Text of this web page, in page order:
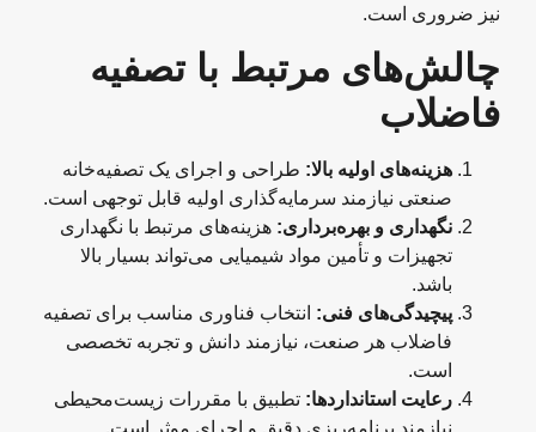
نیز ضروری است.
چالش‌های مرتبط با تصفیه
فاضلاب
هزینه‌های اولیه بالا:طراحی و اجرای یک تصفیه‌خانه
صنعتی نیازمند سرمایه‌گذاری اولیه قابل توجهی است.
نگهداری و بهره‌برداری:هزینه‌های مرتبط با نگهداری
تجهیزات و تأمین مواد شیمیایی می‌تواند بسیار بالا
باشد.
پیچیدگی‌های فنی :انتخاب فناوری مناسب برای تصفیه
فاضلاب هر صنعت، نیازمند دانش و تجربه تخصصی
است.
رعایت استانداردها:تطبیق با مقررات زیست‌محیطی